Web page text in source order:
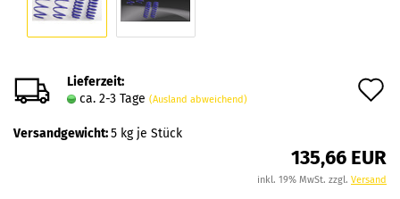
Lieferzeit:
ca. 2-3 Tage (Ausland abweichend)
Versandgewicht:5 kg je Stück
135,66 EUR
inkl. 19% MwSt. zzgl. Versand